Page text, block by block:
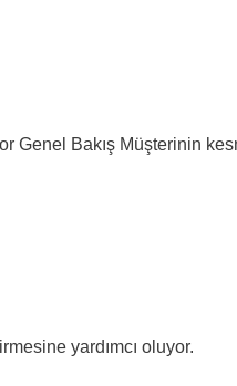
Bakış Müşterinin
yardımcı oluyor.